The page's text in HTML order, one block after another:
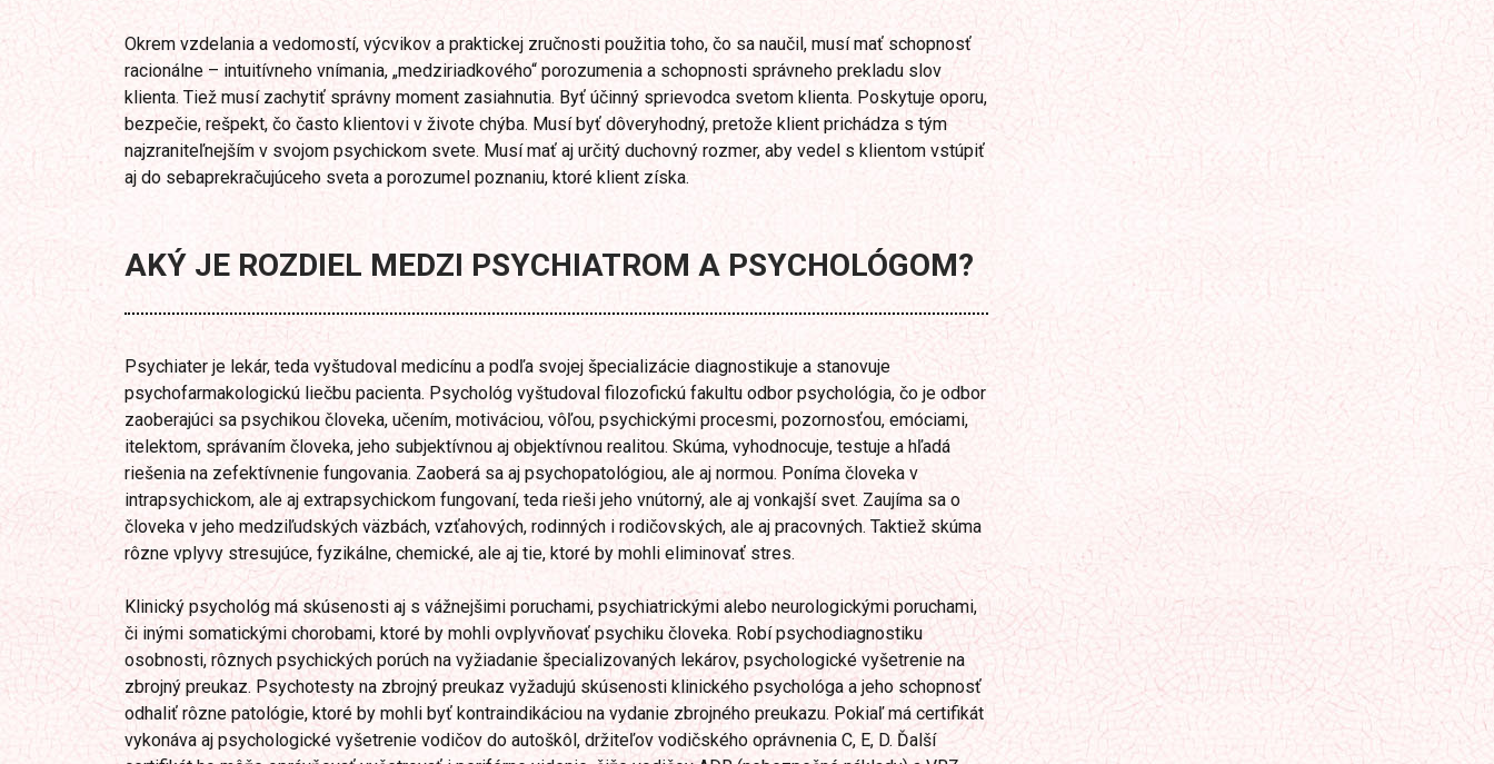
Okrem vzdelania a vedomostí, výcvikov a praktickej zručnosti použitia toho, čo sa naučil, musí mať schopnosť
racionálne – intuitívneho vnímania, „medziriadkového“ porozumenia a schopnosti správneho prekladu slov
klienta. Tiež musí zachytiť správny moment zasiahnutia. Byť účinný sprievodca svetom klienta. Poskytuje oporu,
bezpečie, rešpekt, čo často klientovi v živote chýba. Musí byť dôveryhodný, pretože klient prichádza s tým
najzraniteľnejším v svojom psychickom svete. Musí mať aj určitý duchovný rozmer, aby vedel s klientom vstúpiť
aj do sebaprekračujúceho sveta a porozumel poznaniu, ktoré klient získa.
AKÝ JE ROZDIEL MEDZI PSYCHIATROM A PSYCHOLÓGOM?
Psychiater je lekár, teda vyštudoval medicínu a podľa svojej špecializácie diagnostikuje a stanovuje
psychofarmakologickú liečbu pacienta. Psychológ vyštudoval filozofickú fakultu odbor psychológia, čo je odbor
zaoberajúci sa psychikou človeka, učením, motiváciou, vôľou, psychickými procesmi, pozornosťou, emóciami,
itelektom, správaním človeka, jeho subjektívnou aj objektívnou realitou. Skúma, vyhodnocuje, testuje a hľadá
riešenia na zefektívnenie fungovania. Zaoberá sa aj psychopatológiou, ale aj normou. Poníma človeka v
intrapsychickom, ale aj extrapsychickom fungovaní, teda rieši jeho vnútorný, ale aj vonkajší svet. Zaujíma sa o
človeka v jeho medziľudských väzbách, vzťahových, rodinných i rodičovských, ale aj pracovných. Taktiež skúma
rôzne vplyvy stresujúce, fyzikálne, chemické, ale aj tie, ktoré by mohli eliminovať stres.
Klinický psychológ má skúsenosti aj s vážnejšimi poruchami, psychiatrickými alebo neurologickými poruchami,
či inými somatickými chorobami, ktoré by mohli ovplyvňovať psychiku človeka. Robí psychodiagnostiku
osobnosti, rôznych psychických porúch na vyžiadanie špecializovaných lekárov, psychologické vyšetrenie na
zbrojný preukaz. Psychotesty na zbrojný preukaz vyžadujú skúsenosti klinického psychológa a jeho schopnosť
odhaliť rôzne patológie, ktoré by mohli byť kontraindikáciou na vydanie zbrojného preukazu. Pokiaľ má certifikát
vykonáva aj psychologické vyšetrenie vodičov do autoškôl, držiteľov vodičského oprávnenia C, E, D. Ďalší